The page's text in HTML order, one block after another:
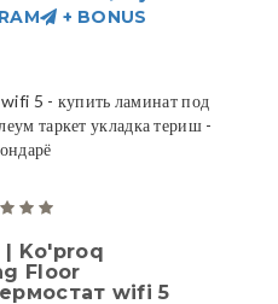
+ BONUS
Ko'proq
Floor
wifi 5